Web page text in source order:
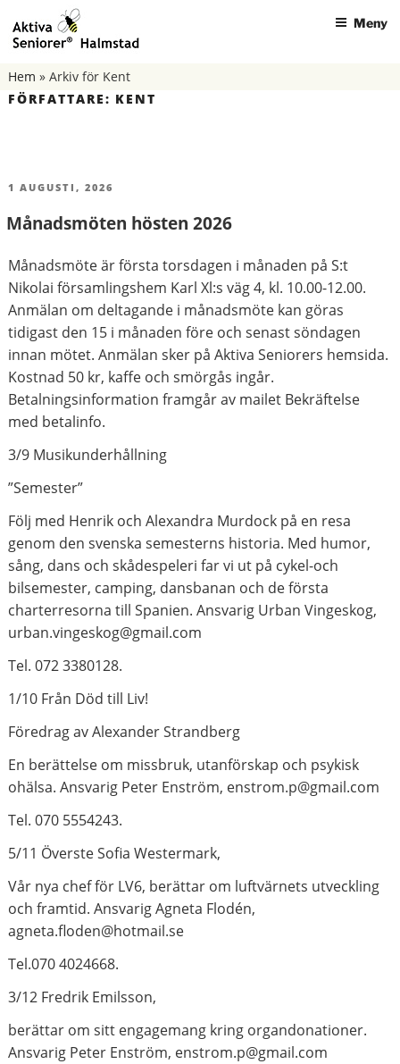
till
innehåll
AKTIVA SENIORER HALMSTAD
Meny
Hem » Arkiv för Kent
FÖRFATTARE: KENT
PUBLICERAT
1 AUGUSTI, 2026
Månadsmöten hösten 2026
Månadsmöte är första torsdagen i månaden på S:t
Nikolai församlingshem Karl Xl:s väg 4, kl. 10.00-12.00.
Anmälan om deltagande i månadsmöte kan göras
tidigast den 15 i månaden före och senast söndagen
innan mötet. Anmälan sker på Aktiva Seniorers hemsida.
Kostnad 50 kr, kaffe och smörgås ingår.
Betalningsinformation framgår av mailet Bekräftelse
med betalinfo.
3/9 Musikunderhållning
”Semester”
Följ med Henrik och Alexandra Murdock på en resa
genom den svenska semesterns historia. Med humor,
sång, dans och skådespeleri far vi ut på cykel-och
bilsemester, camping, dansbanan och de första
charterresorna till Spanien. Ansvarig Urban Vingeskog,
urban.vingeskog@gmail.com
Tel. 072 3380128.
1/10 Från Död till Liv!
Föredrag av Alexander Strandberg
En berättelse om missbruk, utanförskap och psykisk
ohälsa. Ansvarig Peter Enström, enstrom.p@gmail.com
Tel. 070 5554243.
5/11 Överste Sofia Westermark,
Vår nya chef för LV6, berättar om luftvärnets utveckling
och framtid. Ansvarig Agneta Flodén,
agneta.floden@hotmail.se
Tel.070 4024668.
3/12 Fredrik Emilsson,
berättar om sitt engagemang kring organdonationer.
Ansvarig Peter Enström, enstrom.p@gmail.com